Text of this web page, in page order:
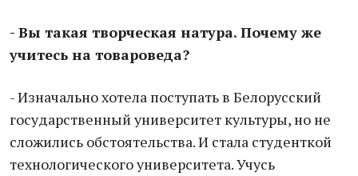
- Вы такая творческая натура. Почему же
учитесь на товароведа?
- Изначально хотела поступать в Белорусский
государственный университет культуры, но не
сложились обстоятельства. И стала студенткой
технологического университета. Учусь